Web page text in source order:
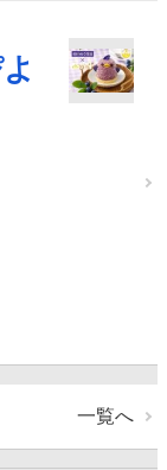
一覧へ